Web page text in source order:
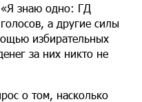
знаю одно: ГД
а другие силы
избирательных
за них никто не
о том, насколько